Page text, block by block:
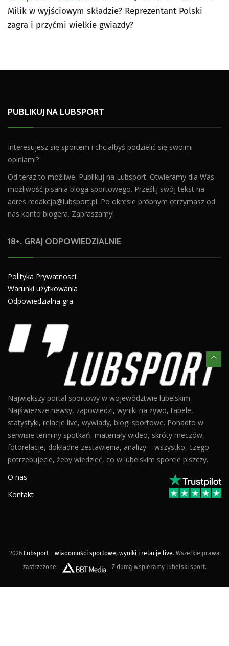
Milik w wyjściowym składzie? Reprezentant Polski
zagra i przyćmi wielkie gwiazdy?
PUBLIKUJ NA LUBSPORT
Interesujesz się sportem i chciałbyś podzielić się swoimi
opiniami?
Od teraz to możliwe. Publikuj na Lubsport. Otwieramy dla Was
możliwość pisania bloga sportowego. Prześlij swój tekst na
adres redakcja@lubsport.pl. Po okresie próbnym otrzymasz od
nas konto blogera. Zapraszamy!
18+. GRAJ ODPOWIEDZIALNIE
Polityka Prywatnosci
Warunki użytkowania
Odpowiedzialna gra
Największy portal sportowy w województwie lubelskim.
Najświeższe newsy, zapowiedzi, wyniki na żywo, tabele,
statystyki, relacje live, wywiady, blogi sportowe. Ponadto w
serwisie terminy spotkań, materiały wideo, skróty meczów,
fotorelacje, dokładne zestawienia, analizy – wszystko, czego
potrzebujecie, żeby wiedzieć, co w lubelskim sporcie piszczy.
O nas
Kontakt
2026 Lubsport – wiadomości sportowe, wyniki i relacje live. Wszelkie prawa
zastrzeżone.
Z dumą wspieramy lubelski sport.